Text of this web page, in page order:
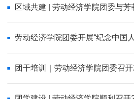
区域共建 | 劳动经济学院团委与芳
劳动经济学院团委开展“纪念中国
团干培训｜劳动经济学院团委召